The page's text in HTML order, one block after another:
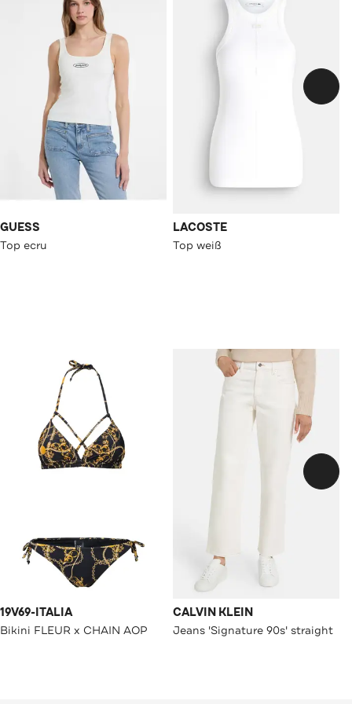
GUESS
Top ecru
LACOSTE
Top weiß
19V69-ITALIA
Bikini FLEUR x CHAIN AOP
CALVIN KLEIN
Jeans 'Signature 90s' straight